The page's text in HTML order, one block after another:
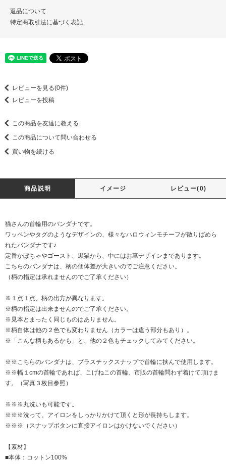
返品について
特定商取引法に基づく表記
レビューを見る(0件)
レビューを投稿
この商品を友達に教える
この商品について問い合わせる
買い物を続ける
商品説明 イメージ レビュー(0)
猫さんの首輪用のバンダナです。
ワッペンやタグのようなデザインの、様々なハロウィンモチーフが散りばめら
れたバンダナです♪
定番かぼちゃやゴースト、黒猫から、中にはお墓デザインまであります。
こちらのバンダナは、柄の個体差が大きいのでご注意ください。
（柄の指定は承れませんのでご了承ください）
※１点１点、柄の出方が異なります。
※柄の指定は出来ませんのでご了承ください。
※見本とまったく同じものはありません。
※柄自体は他の２色でも変わりません（カラーは違う部分もあり）。
※「こんな柄もあるかも」と、他の２色もチェックしてみてください。
※※こちらのバンダナは、プラスチックスナップで首輪に挟んで使用します。
※※幅１cmの首輪であれば、こげねこの首輪、市販の首輪問わず着けて頂けま
す。（写真３枚目参照）
※※※丸洗いも可能です。
※※※洗って、アイロンをしっかりかけて頂くと形が長持ちします。
※※※（スナップボタンに直接アイロンはかけないでください）
【素材】
■本体：コットン100%